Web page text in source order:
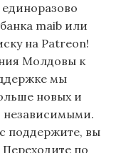
maib или
на Patreon!
Молдовы к
мы
новых и
независимыми.
поддержите, вы
по